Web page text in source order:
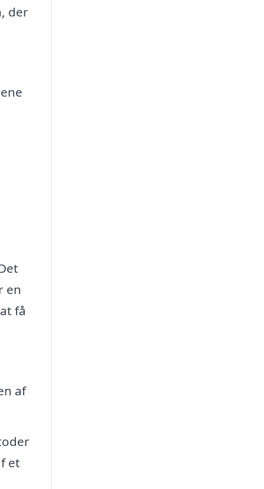
der
en
få
af
et